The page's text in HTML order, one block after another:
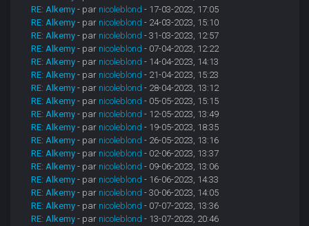
RE: Alkemy - par nicoleblond - 17-03-2023, 17:05
RE: Alkemy - par nicoleblond - 24-03-2023, 15:10
RE: Alkemy - par nicoleblond - 31-03-2023, 12:57
RE: Alkemy - par nicoleblond - 07-04-2023, 12:22
RE: Alkemy - par nicoleblond - 14-04-2023, 14:13
RE: Alkemy - par nicoleblond - 21-04-2023, 15:23
RE: Alkemy - par nicoleblond - 28-04-2023, 13:12
RE: Alkemy - par nicoleblond - 05-05-2023, 15:15
RE: Alkemy - par nicoleblond - 12-05-2023, 13:49
RE: Alkemy - par nicoleblond - 19-05-2023, 18:35
RE: Alkemy - par nicoleblond - 26-05-2023, 13:16
RE: Alkemy - par nicoleblond - 02-06-2023, 13:37
RE: Alkemy - par nicoleblond - 09-06-2023, 13:06
RE: Alkemy - par nicoleblond - 16-06-2023, 14:33
RE: Alkemy - par nicoleblond - 30-06-2023, 14:05
RE: Alkemy - par nicoleblond - 07-07-2023, 13:36
RE: Alkemy - par nicoleblond - 13-07-2023, 20:46